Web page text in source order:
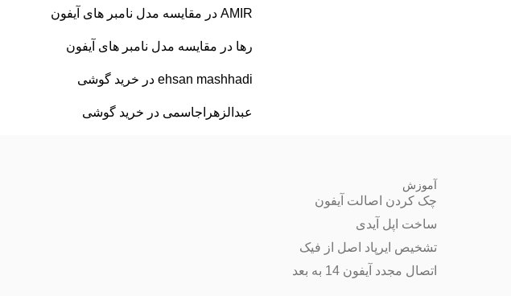
AMIR در مقایسه مدل نامبر های آیفون
رها در مقایسه مدل نامبر های آیفون
ehsan mashhadi در خرید گوشی
عبدالزهراجاسمی در خرید گوشی
آموزش
چک کردن اصالت آیفون
ساخت اپل آیدی
تشخیص ایرپاد اصل از فیک
اتصال مجدد آیفون 14 به بعد